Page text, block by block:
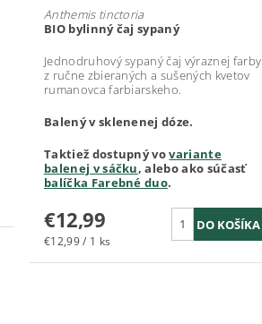
Anthemis tinctoria
BIO bylinný čaj sypaný
Jednodruhový sypaný čaj výraznej farby
z ručne zbieraných a sušených kvetov
rumanovca farbiarskeho.
Balený v sklenenej dóze.
Taktiež dostupný vovariante
balenej v sáčku, alebo ako súčasť
balíčka Farebné duo.
€12,99
€12,99 / 1 ks